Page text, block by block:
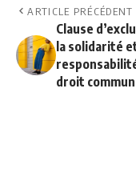
ARTICLE PRÉCÉDENT
Clause
la solidarité
droit commun